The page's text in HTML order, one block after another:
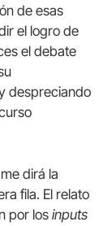
de esas
el logro de
el debate
despreciando
dirá la
fila. El relato
por los inputs